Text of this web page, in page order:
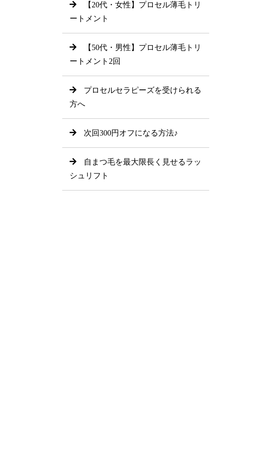
【20代・女性】プロセル薄毛トリ
ートメント
【50代・男性】プロセル薄毛トリ
ートメント2回
プロセルセラピーズを受けられる
方へ
次回300円オフになる方法♪
自まつ毛を最大限長く見せるラッ
シュリフト